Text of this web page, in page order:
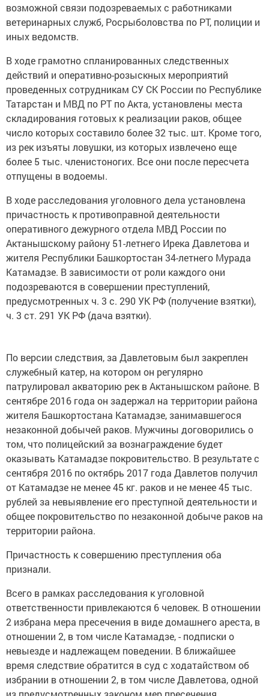
возможной связи подозреваемых с работниками
ветеринарных служб, Росрыболовства по РТ, полиции и
иных ведомств.
В ходе грамотно спланированных следственных
действий и оперативно-розыскных мероприятий
проведенных сотрудникам СУ СК России по Республике
Татарстан и МВД по РТ по Акта, установлены места
складирования готовых к реализации раков, общее
число которых составило более 32 тыс. шт. Кроме того,
из рек изъяты ловушки, из которых извлечено еще
более 5 тыс. членистоногих. Все они после пересчета
отпущены в водоемы.
В ходе расследования уголовного дела установлена
причастность к противоправной деятельности
оперативного дежурного отдела МВД России по
Актанышскому району 51-летнего Ирека Давлетова и
жителя Республики Башкортостан 34-летнего Мурада
Катамадзе. В зависимости от роли каждого они
подозреваются в совершении преступлений,
предусмотренных ч. 3 с. 290 УК РФ (получение взятки),
ч. 3 ст. 291 УК РФ (дача взятки).
По версии следствия, за Давлетовым был закреплен
служебный катер, на котором он регулярно
патрулировал акваторию рек в Актанышском районе. В
сентябре 2016 года он задержал на территории района
жителя Башкортостана Катамадзе, занимавшегося
незаконной добычей раков. Мужчины договорились о
том, что полицейский за вознаграждение будет
оказывать Катамадзе покровительство. В результате с
сентября 2016 по октябрь 2017 года Давлетов получил
от Катамадзе не менее 45 кг. раков и не менее 45 тыс.
рублей за невыявление его преступной деятельности и
общее покровительство по незаконной добыче раков на
территории района.
Причастность к совершению преступления оба
признали.
Всего в рамках расследования к уголовной
ответственности привлекаются 6 человек. В отношении
2 избрана мера пресечения в виде домашнего ареста, в
отношении 2, в том числе Катамадзе, - подписки о
невыезде и надлежащем поведении. В ближайшее
время следствие обратится в суд с ходатайством об
избрании в отношении 2, в том числе Давлетова, одной